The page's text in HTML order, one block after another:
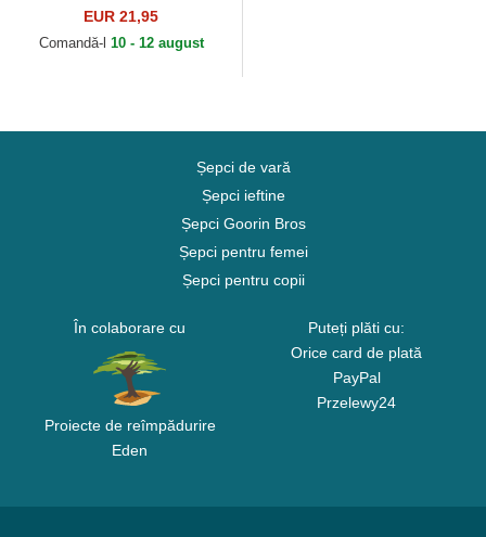
9FORTY League Essential
de New York Yankees MLB
EUR 21,95
Comandă-l 10 - 12 august
Șepci de vară
Șepci ieftine
Șepci Goorin Bros
Șepci pentru femei
Șepci pentru copii
În colaborare cu
Proiecte de reîmpădurire
Eden
Puteți plăti cu:
Orice card de plată
PayPal
Przelewy24